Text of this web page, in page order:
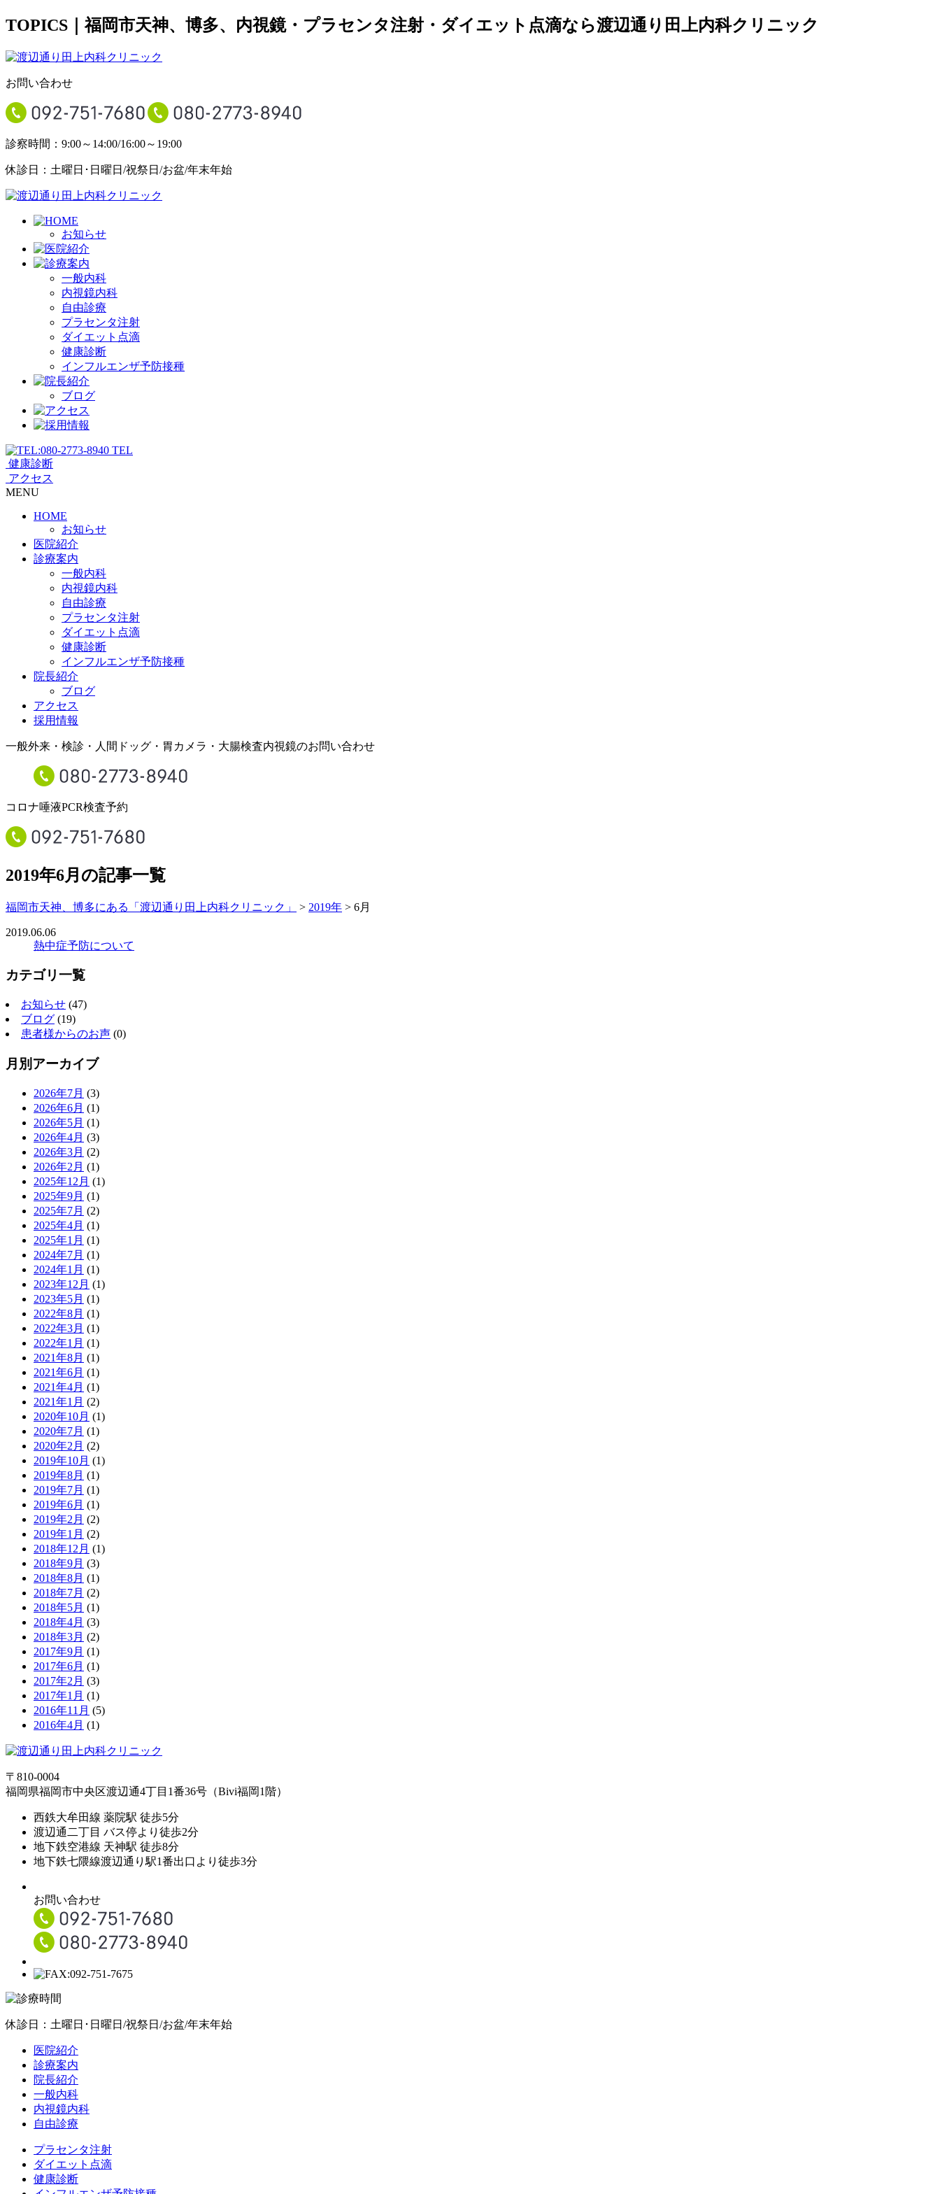
TOPICS｜福岡市天神、博多、内視鏡・プラセンタ注射・ダイエット点滴なら渡辺通り田上内科クリニック
お問い合わせ
診察時間：9:00～14:00/16:00～19:00
休診日：土曜日･日曜日/祝祭日/お盆/年末年始
お知らせ
一般内科
内視鏡内科
自由診療
プラセンタ注射
ダイエット点滴
健康診断
インフルエンザ予防接種
ブログ
TEL
健康診断
アクセス
MENU
HOME
お知らせ
医院紹介
診療案内
一般内科
内視鏡内科
自由診療
プラセンタ注射
ダイエット点滴
健康診断
インフルエンザ予防接種
院長紹介
ブログ
アクセス
採用情報
一般外来・検診・人間ドッグ・胃カメラ・大腸検査内視鏡のお問い合わせ
コロナ唾液PCR検査予約
2019年6月の記事一覧
福岡市天神、博多にある「渡辺通り田上内科クリニック」 > 2019年 > 6月
2019.06.06
熱中症予防について
カテゴリ一覧
お知らせ (47)
ブログ (19)
患者様からのお声 (0)
月別アーカイブ
2026年7月 (3)
2026年6月 (1)
2026年5月 (1)
2026年4月 (3)
2026年3月 (2)
2026年2月 (1)
2025年12月 (1)
2025年9月 (1)
2025年7月 (2)
2025年4月 (1)
2025年1月 (1)
2024年7月 (1)
2024年1月 (1)
2023年12月 (1)
2023年5月 (1)
2022年8月 (1)
2022年3月 (1)
2022年1月 (1)
2021年8月 (1)
2021年6月 (1)
2021年4月 (1)
2021年1月 (2)
2020年10月 (1)
2020年7月 (1)
2020年2月 (2)
2019年10月 (1)
2019年8月 (1)
2019年7月 (1)
2019年6月 (1)
2019年2月 (2)
2019年1月 (2)
2018年12月 (1)
2018年9月 (3)
2018年8月 (1)
2018年7月 (2)
2018年5月 (1)
2018年4月 (3)
2018年3月 (2)
2017年9月 (1)
2017年6月 (1)
2017年2月 (3)
2017年1月 (1)
2016年11月 (5)
2016年4月 (1)
〒810-0004
福岡県福岡市中央区渡辺通4丁目1番36号（Bivi福岡1階）
西鉄大牟田線 薬院駅 徒歩5分
渡辺通二丁目 バス停より徒歩2分
地下鉄空港線 天神駅 徒歩8分
地下鉄七隈線渡辺通り駅1番出口より徒歩3分
お問い合わせ
休診日：土曜日･日曜日/祝祭日/お盆/年末年始
医院紹介
診療案内
院長紹介
一般内科
内視鏡内科
自由診療
プラセンタ注射
ダイエット点滴
健康診断